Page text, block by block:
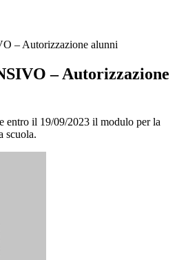
– Autorizzazione alunni
– Autorizzazione
entro il 19/09/2023 il modulo per la
scuola.